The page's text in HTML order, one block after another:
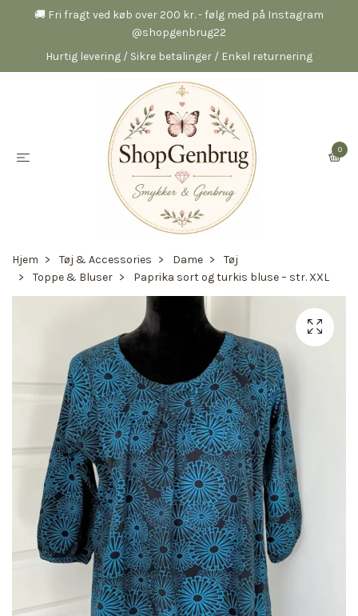
🚚 Fri fragt ved køb over 200 kr. - følg med på Instagram
@shopgenbrug22
Hurtig levering / Sikre betalinger / Enkel returnering
0
Hjem Tøj & Accessories Dame
Tøj
Toppe & Bluser
Paprika sort og turkis bluse – str. XXL